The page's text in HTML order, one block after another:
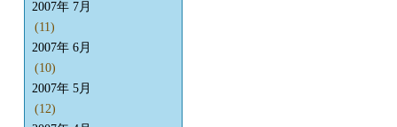
2007年 7月
(11)
2007年 6月
(10)
2007年 5月
(12)